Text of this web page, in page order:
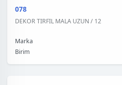
078
DEKOR TIRFIL MALA UZUN / 12
Marka
Birim